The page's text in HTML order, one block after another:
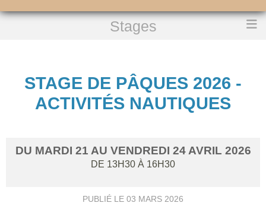
Stages
Stage de Pâques 2026 - Activités nautiques
STAGE DE PÂQUES 2026 -
ACTIVITÉS NAUTIQUES
DU MARDI 21 AU VENDREDI 24 AVRIL 2026
DE 13H30 À 16H30
PUBLIÉ LE 03 MARS 2026